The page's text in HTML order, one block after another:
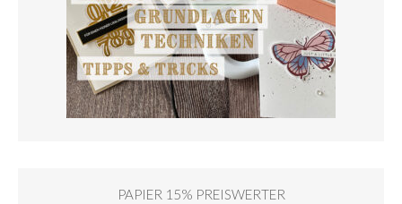
PAPIER 15% PREISWERTER